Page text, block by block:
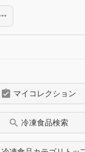
assignment_turned_in マイコレクション
search 冷凍食品検索